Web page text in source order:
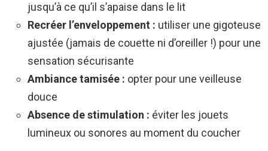
jusqu’à ce qu’il s’apaise dans le lit
Recréer l’enveloppement : utiliser une gigoteuse
ajustée (jamais de couette ni d’oreiller !) pour une
sensation sécurisante
Ambiance tamisée : opter pour une veilleuse
douce
Absence de stimulation : éviter les jouets
lumineux ou sonores au moment du coucher